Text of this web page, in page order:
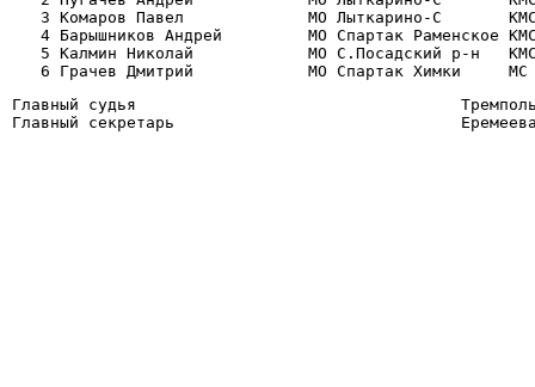
3 Комаров Павел             МО Лыткарино-С
4 Барышников Андрей         МО Спартак
5 Калмин Николай            МО С.Посадский р-н
Главный судья
Главный секретарь